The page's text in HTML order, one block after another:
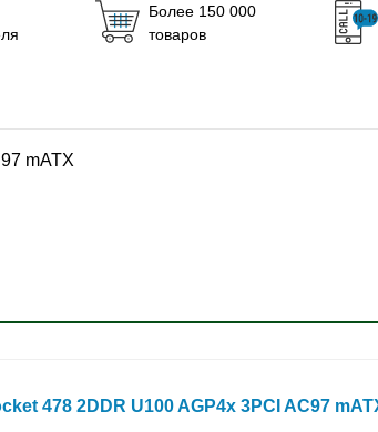
Более 150 000
товаров
mATX
478 2DDR U100 AGP4x 3PCI AC97